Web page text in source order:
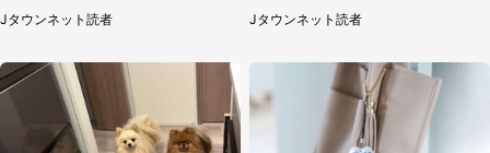
（茨城県・50代女性）
Jタウンネット読者
ていき...（福岡県・30代女性）
Jタウンネット読者